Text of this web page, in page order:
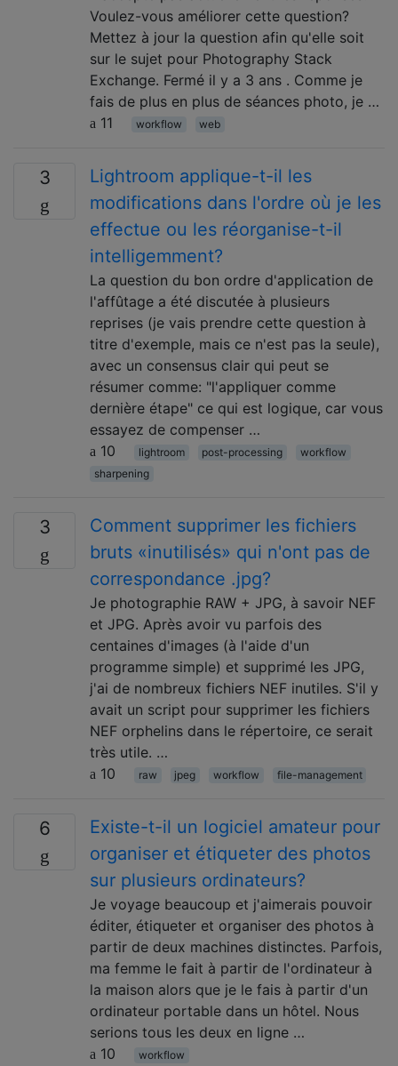
Voulez-vous améliorer cette question?
Mettez à jour la question afin qu'elle soit
sur le sujet pour Photography Stack
Exchange. Fermé il y a 3 ans . Comme je
fais de plus en plus de séances photo, je …
11
workflow web
3
Lightroom applique-t-il les
modifications dans l'ordre où je les
effectue ou les réorganise-t-il
intelligemment?
La question du bon ordre d'application de
l'affûtage a été discutée à plusieurs
reprises (je vais prendre cette question à
titre d'exemple, mais ce n'est pas la seule),
avec un consensus clair qui peut se
résumer comme: "l'appliquer comme
dernière étape" ce qui est logique, car vous
essayez de compenser …
10
lightroom post-processing
workflow
sharpening
3
Comment supprimer les fichiers
bruts «inutilisés» qui n'ont pas de
correspondance .jpg?
Je photographie RAW + JPG, à savoir NEF
et JPG. Après avoir vu parfois des
centaines d'images (à l'aide d'un
programme simple) et supprimé les JPG,
j'ai de nombreux fichiers NEF inutiles. S'il y
avait un script pour supprimer les fichiers
NEF orphelins dans le répertoire, ce serait
très utile. …
10
raw jpeg workflow file-management
6
Existe-t-il un logiciel amateur pour
organiser et étiqueter des photos
sur plusieurs ordinateurs?
Je voyage beaucoup et j'aimerais pouvoir
éditer, étiqueter et organiser des photos à
partir de deux machines distinctes. Parfois,
ma femme le fait à partir de l'ordinateur à
la maison alors que je le fais à partir d'un
ordinateur portable dans un hôtel. Nous
serions tous les deux en ligne …
10
workflow